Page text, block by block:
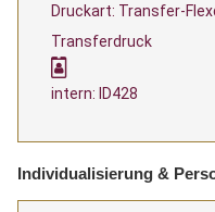
Druckart: Transfer-
Transferdruck
intern: ID428
Individualisierung &